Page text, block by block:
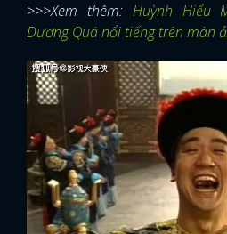
>>>Xem thêm: Huỳnh Hiểu
Dương Quá nổi tiếng trên màn